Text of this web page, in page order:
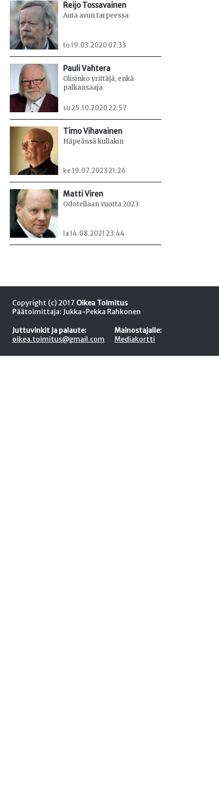
Reijo Tossavainen
Auta avun tarpeessa
to 19.03.2020 07:33
Pauli Vahtera
Olisinko yrittäjä, enkä
palkansaaja
su 25.10.2020 22:57
Timo Vihavainen
Häpeänsä kullakin
ke 19.07.2023 21:26
Matti Viren
Odotellaan vuotta 2023
la 14.08.2021 23:44
Copyright (c) 2017 Oikea Toimitus
Päätoimittaja: Jukka-Pekka Rahkonen
Juttuvinkit ja palaute:
oikea.toimitus@gmail.com
Mainostajalle:
Mediakortti